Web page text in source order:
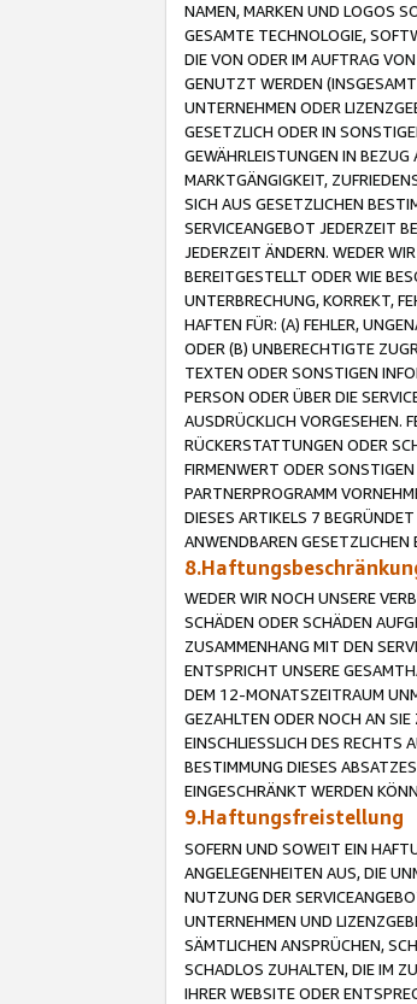
NAMEN, MARKEN UND LOGOS
GESAMTE TECHNOLOGIE,
DIE VON ODER IM AUFTRAG
GENUTZT WERDEN (INSGESAMT
UNTERNEHMEN ODER
GESETZLICH ODER IN
GEWÄHRLEISTUNGEN IN BEZUG
MARKTGÄNGIGKEIT,
SICH AUS GESETZLICHEN
SERVICEANGEBOT JEDERZEIT
JEDERZEIT ÄNDERN. WEDER
BEREITGESTELLT ODER WIE
UNTERBRECHUNG, KORREKT,
HAFTEN FÜR: (A) FEHLER,
ODER (B) UNBERECHTIGTE
TEXTEN ODER SONSTIGEN
PERSON ODER ÜBER DIE
AUSDRÜCKLICH VORGESEHEN.
RÜCKERSTATTUNGEN ODER
FIRMENWERT ODER
PARTNERPROGRAMM
DIESES ARTIKELS 7
ANWENDBAREN
WEDER WIR NOCH UNSERE
SCHÄDEN ODER SCHÄDEN
ZUSAMMENHANG MIT DEN
ENTSPRICHT UNSERE
DEM 12-MONATSZEITRAUM
GEZAHLTEN ODER NOCH AN
EINSCHLIESSLICH DES RECHTS
BESTIMMUNG DIESES
EINGESCHRÄNKT WERDEN
9.Haftungsfreistellung
SOFERN UND SOWEIT EIN
ANGELEGENHEITEN AUS, DIE
NUTZUNG DER
UNTERNEHMEN UND
SÄMTLICHEN ANSPRÜCHEN,
SCHADLOS ZUHALTEN, DIE IM
IHRER WEBSITE ODER